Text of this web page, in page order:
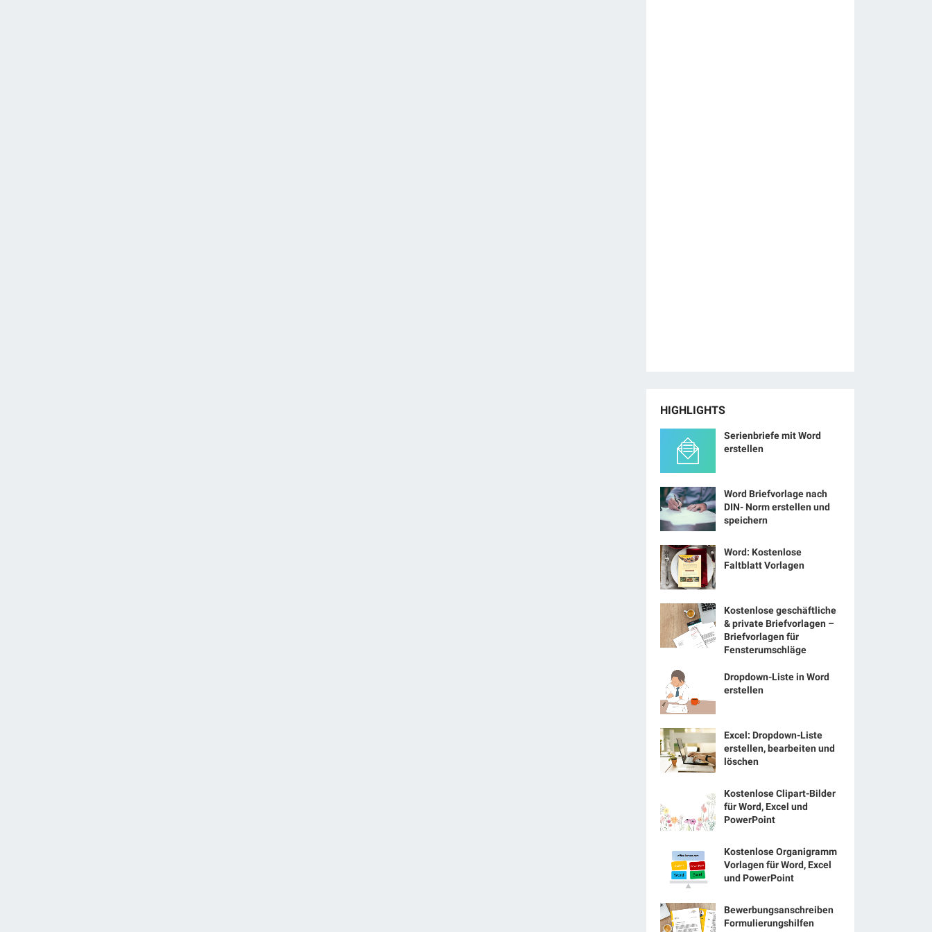
HIGHLIGHTS
Serienbriefe mit Word
erstellen
Word Briefvorlage nach
DIN- Norm erstellen und
speichern
Word: Kostenlose
Faltblatt Vorlagen
Kostenlose geschäftliche
& private Briefvorlagen –
Briefvorlagen für
Fensterumschläge
Dropdown-Liste in Word
erstellen
Excel: Dropdown-Liste
erstellen, bearbeiten und
löschen
Kostenlose Clipart-Bilder
für Word, Excel und
PowerPoint
Kostenlose Organigramm
Vorlagen für Word, Excel
und PowerPoint
Bewerbungsanschreiben
Formulierungshilfen